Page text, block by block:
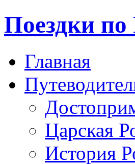
Поездки по
Главная
Царская
История